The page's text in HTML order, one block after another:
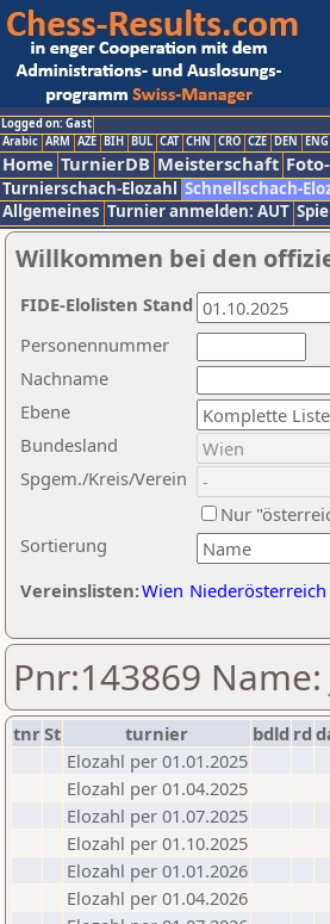
Logged on: Gast
Arabic ARM AZE BIH BUL CAT CHN CRO CZE DEN ENG
Home TurnierDB Meisterschaft
Turnierschach-Elozahl Schnellschach-
Allgemeines Turnier anmelden: AUT
Willkommen bei den
Nachname
Ebene
Sortierung
Personennummer
Bundesland
Spgem./Kreis/Verein
Nur
Vereinslisten:Wien Niederösterreich
FIDE-Elolisten Stand
Pnr:143869
tnrSt turnier bdld rd
Elozahl per 01.01.2025
Elozahl per 01.04.2025
Elozahl per 01.07.2025
Elozahl per 01.10.2025
Elozahl per 01.01.2026
Elozahl per 01.04.2026